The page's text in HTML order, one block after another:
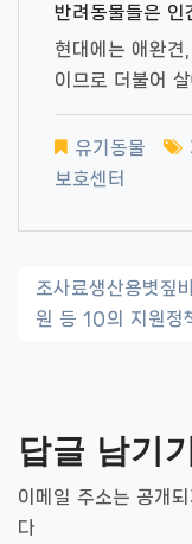
반려동물들은 인
현대에는 애완
이므로 더불어
유기동물
보호센터
글
내
게
이
션
조사료생산용볏짚
원 등 10의 지원정
답글 남기
이메일 주소는 공개되
다